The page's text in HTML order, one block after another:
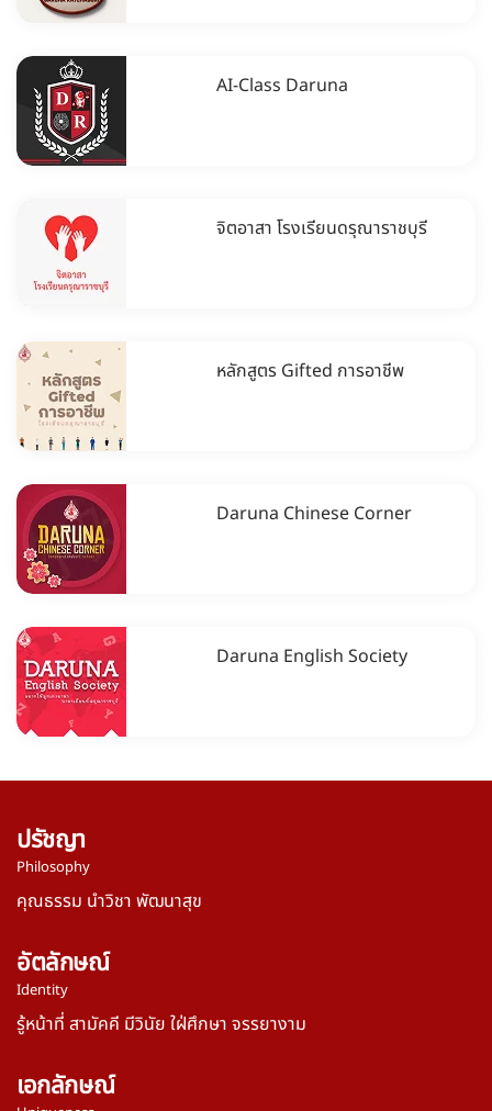
AI-Class Daruna
จิตอาสา โรงเรียนดรุณาราชบุรี
หลักสูตร Gifted การอาชีพ
Daruna Chinese Corner
Daruna English Society
ปรัชญา
Philosophy
คุณธรรม นำวิชา พัฒนาสุข
อัตลักษณ์
Identity
รู้หน้าที่ สามัคคี มีวินัย ใฝ่ศึกษา จรรยางาม
เอกลักษณ์